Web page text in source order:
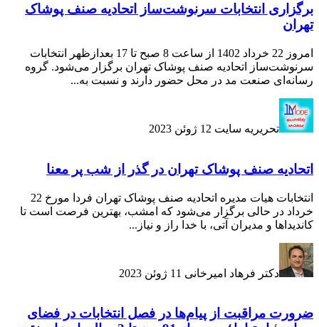
برگزاری انتخابات سرنوشت‌ساز اتحادیه صنف پوشاک
تهران
امروز 22 خرداد 1402 از ساعت 8 صبح تا 17 بعدازظهر انتخابات
سرنوشت‌ساز اتحادیه صنف پوشاک تهران برگزار می‌شود. گروه
رسانه‌ای صنعت مد در محل حضور دارند و نسبت به...
تحریریه سایت 12 ژوئن 2023
اتحادیه صنف پوشاک تهران در گذر از شب پر معنا
انتخابات هیات مدیره اتحادیه صنف پوشاک تهران فردا مورخ 22
خرداد در حالی برگزار می‌شود که امشب، بهترین فرصت است تا
کاندیداها و مدیران آتی، با خدا راز و نیاز...
دکتر فرهاد امیرخانی 11 ژوئن 2023
ضرورت مراقبت از پیام‌ها در فصل انتخابات در فضای